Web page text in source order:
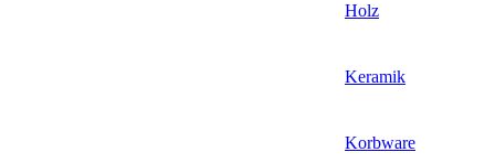
Holz
Keramik
Korbware